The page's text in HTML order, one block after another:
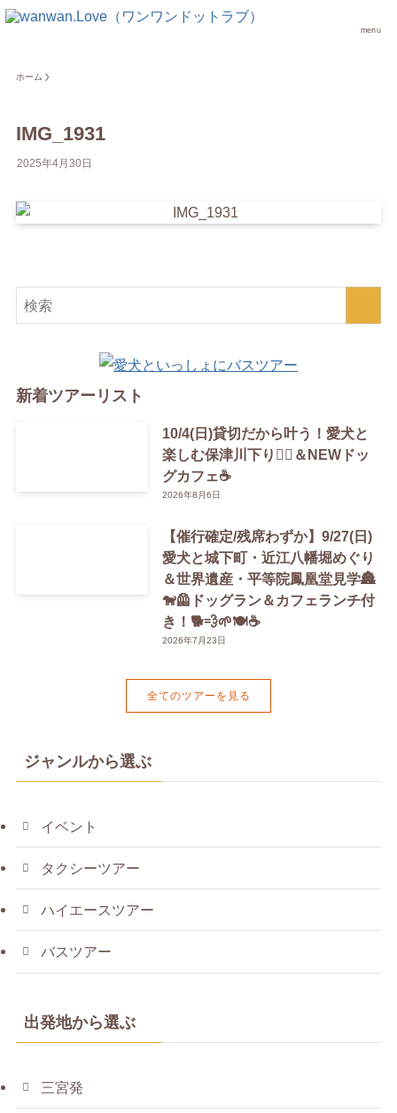
menu
ホーム
IMG_1931
2025年4月30日
新着ツアーリスト
10/4(日)貸切だから叶う！愛犬と
楽しむ保津川下り🚣‍♀️＆NEWドッ
グカフェ☕️
2026年8月6日
【催行確定/残席わずか】9/27(日)
愛犬と城下町・近江八幡堀めぐり
＆世界遺産・平等院鳳凰堂見学🏯
🐕‍🦺ドッグラン＆カフェランチ付
き！🐕💨🌱🍽️☕️
2026年7月23日
全てのツアーを見る
ジャンルから選ぶ
イベント
タクシーツアー
ハイエースツアー
バスツアー
出発地から選ぶ
三宮発